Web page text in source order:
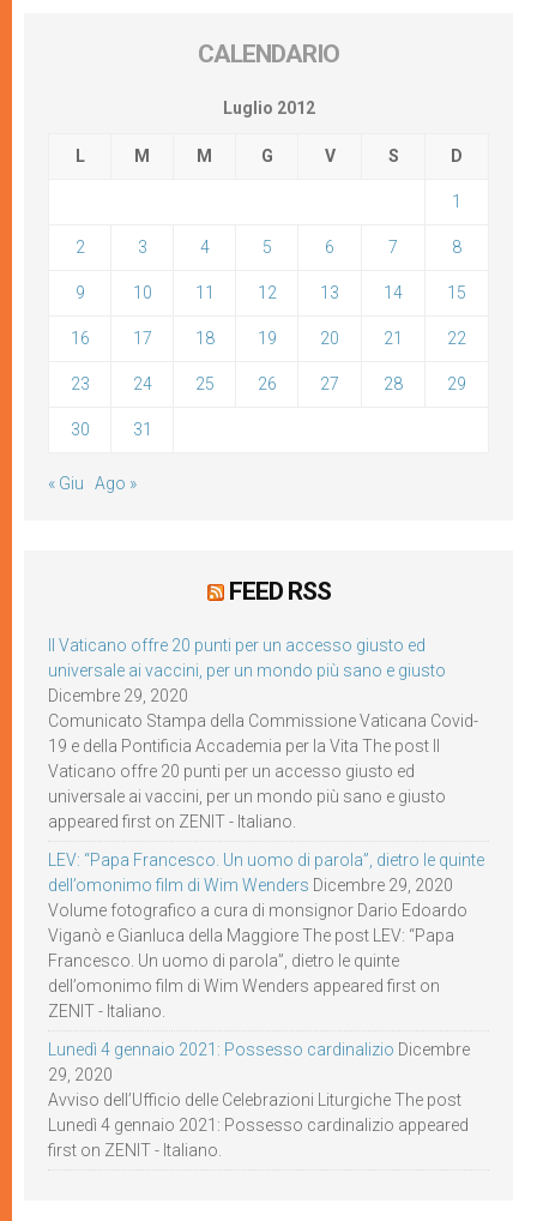
CALENDARIO
Luglio 2012
L M M G V S D
1
2 3 4 5 6 7 8
9 10 11 12 13 14 15
16 17 18 19 20 21 22
23 24 25 26 27 28 29
30 31
« Giu Ago »
FEED RSS
Il Vaticano offre 20 punti per un accesso giusto ed
universale ai vaccini, per un mondo più sano e giusto
Dicembre 29, 2020
Comunicato Stampa della Commissione Vaticana Covid-
19 e della Pontificia Accademia per la Vita The post Il
Vaticano offre 20 punti per un accesso giusto ed
universale ai vaccini, per un mondo più sano e giusto
appeared first on ZENIT - Italiano.
LEV: “Papa Francesco. Un uomo di parola”, dietro le quinte
dell’omonimo film di Wim Wenders Dicembre 29, 2020
Volume fotografico a cura di monsignor Dario Edoardo
Viganò e Gianluca della Maggiore The post LEV: “Papa
Francesco. Un uomo di parola”, dietro le quinte
dell’omonimo film di Wim Wenders appeared first on
ZENIT - Italiano.
Lunedì 4 gennaio 2021: Possesso cardinalizio Dicembre
29, 2020
Avviso dell’Ufficio delle Celebrazioni Liturgiche The post
Lunedì 4 gennaio 2021: Possesso cardinalizio appeared
first on ZENIT - Italiano.